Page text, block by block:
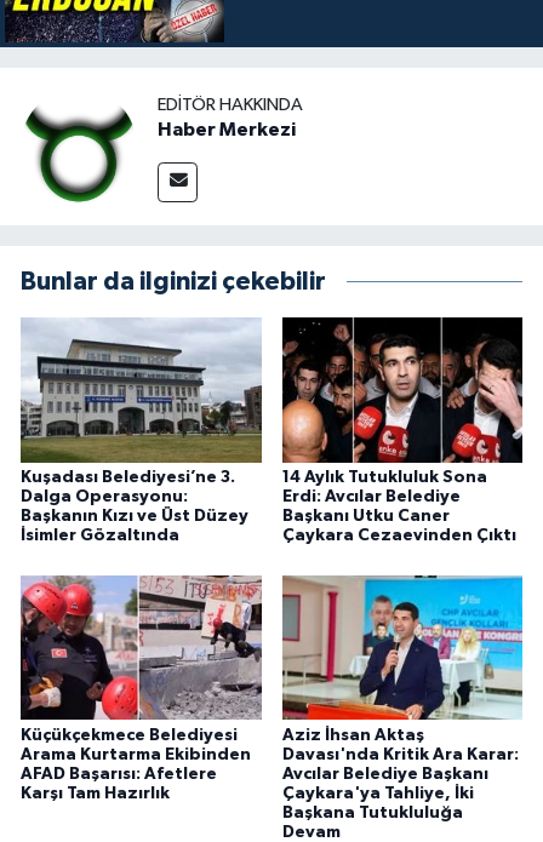
EDITÖR HAKKINDA
Haber Merkezi
Bunlar da ilginizi çekebilir
Kuşadası Belediyesi’ne 3.
Dalga Operasyonu:
Başkanın Kızı ve Üst Düzey
İsimler Gözaltında
14 Aylık Tutukluluk Sona
Erdi: Avcılar Belediye
Başkanı Utku Caner
Çaykara Cezaevinden Çıktı
Küçükçekmece Belediyesi
Arama Kurtarma Ekibinden
AFAD Başarısı: Afetlere
Karşı Tam Hazırlık
Aziz İhsan Aktaş
Davası'nda Kritik Ara Karar:
Avcılar Belediye Başkanı
Çaykara'ya Tahliye, İki
Başkana Tutukluluğa
Devam